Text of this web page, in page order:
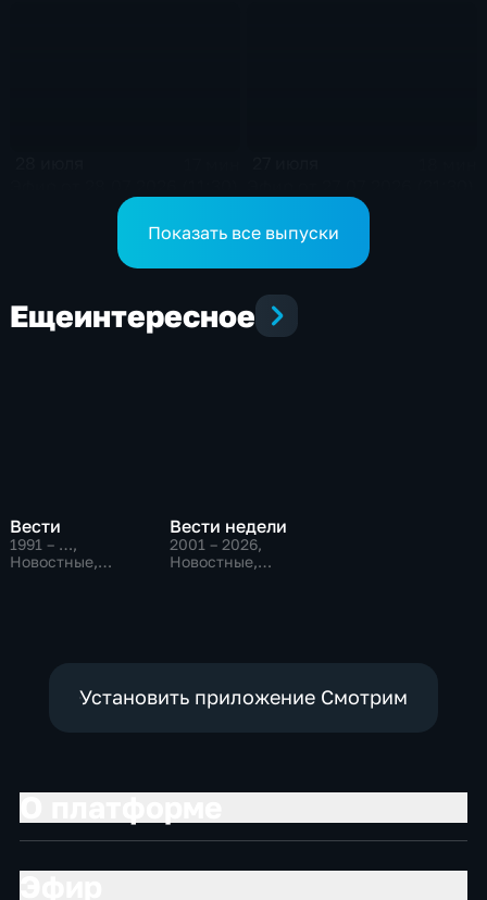
Показать все выпуски
Ещеинтересное
Вести
1991 – …,
Новостные,
Вести недели
2001 – 2026,
Новостные,
Установить приложение Смотрим